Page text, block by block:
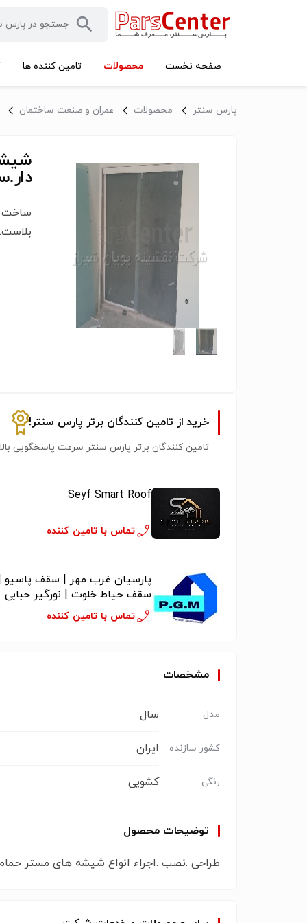
صفحه نخست محصولات تامین کننده ها
پارس سنتر محصولات عمران و صنعت ساختمان
خرید از تامین کنندگان برتر پارس سنتر!
تامین کنندگان برتر پارس سنتر سرعت پاسخگویی
Seyf Smart Roof
تماس با تامین کننده
پارسیان غرب مهر | سقف پاسیو |
سقف حیاط خلوت | نورگیر حبابی
تماس با تامین کننده
مشخصات
مدل سال
کشور سازنده ایران
رنگی کشویی
توضیحات محصول
طراحی .نصب .اجراء انواع شیشه های مستر